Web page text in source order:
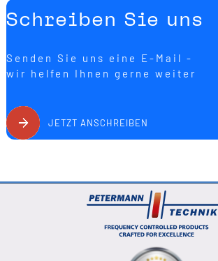
Schreiben Sie uns
Senden Sie uns eine E-Mail -
wir helfen Ihnen gerne weiter
JETZT ANSCHREIBEN